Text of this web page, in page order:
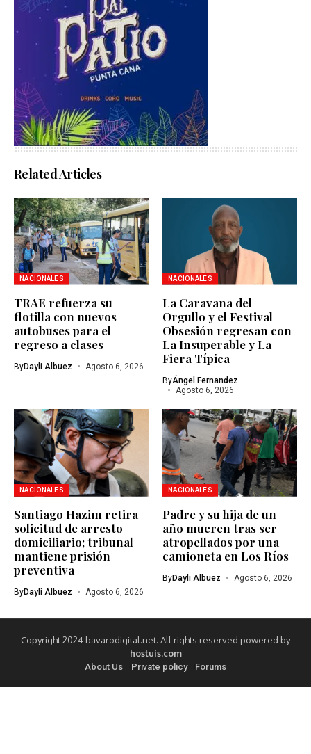
Related Articles
NACIONALES
TRAE refuerza su
flotilla con nuevos
autobuses para el
regreso a clases
ByDayli Albuez Agosto 6, 2026
NACIONALES
La Caravana del
Orgullo y el Festival
Obsesión regresan con
La Insuperable y La
Fiera Típica
ByÁngel Fernandez
Agosto 6, 2026
NACIONALES
Santiago Hazim retira
solicitud de arresto
domiciliario; tribunal
mantiene prisión
preventiva
ByDayli Albuez Agosto 6, 2026
NACIONALES
Padre y su hija de un
año mueren tras ser
atropellados por una
camioneta en Los Ríos
ByDayli Albuez Agosto 6, 2026
Copyright 2024 bavarodigital.net. All rights reserved powered by
hostuis.com
About Us Private policy Forums